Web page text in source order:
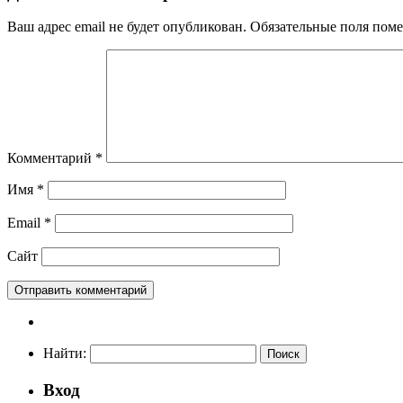
Ваш адрес email не будет опубликован. Обязательные поля
Комментарий *
Имя *
Email *
Сайт
Найти:
Вход